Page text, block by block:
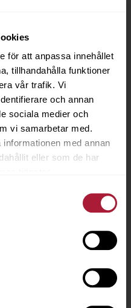
för att anpassa innehållet
tillhandahålla funktioner
vår trafik. Vi
och annan
sociala medier och
vi samarbetar med.
med annan
eller som de har